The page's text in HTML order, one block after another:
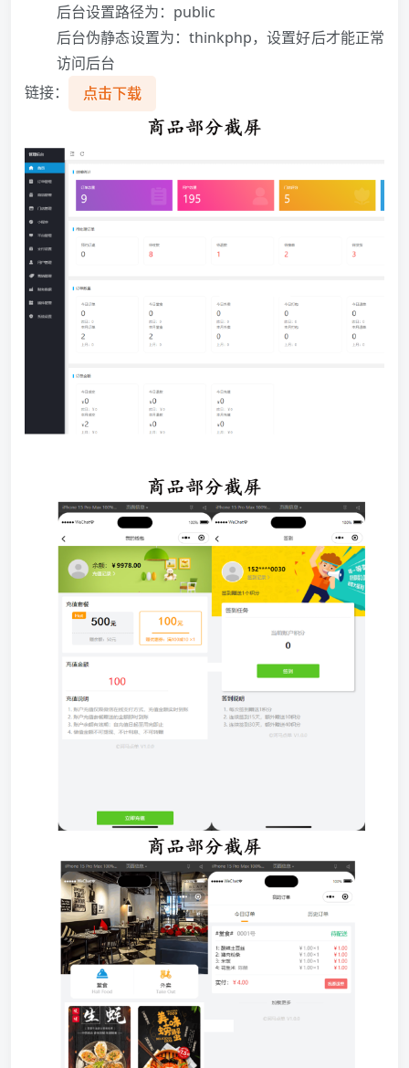
后台设置路径为：public
后台伪静态设置为：thinkphp，设置好后才能正常
访问后台
链接：
点击下载